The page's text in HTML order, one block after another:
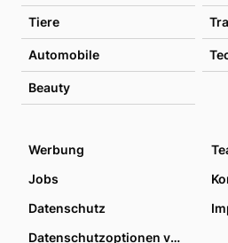
Tiere
Automobile
Beauty
Werbung
Jobs
Datenschutz
Datenschutzoptionen verwalten